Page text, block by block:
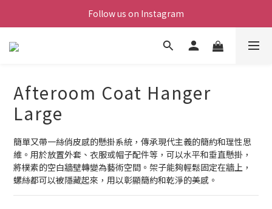
Follow us on Instagram
Afteroom Coat Hanger
Large
簡單又帶一絲俏皮感的懸掛系統，傳承現代主義的簡約和理性思
維。用於放置外套、衣服或帽子配件等，可以水平和垂直懸掛，
將樸素的空白牆壁轉變為藝術空間。架子能夠輕鬆固定在牆上，
螺絲都可以被隱藏起來，用以彰顯簡約和乾淨的美感。